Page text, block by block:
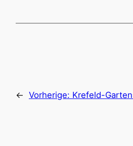
← Vorherige: Krefeld-